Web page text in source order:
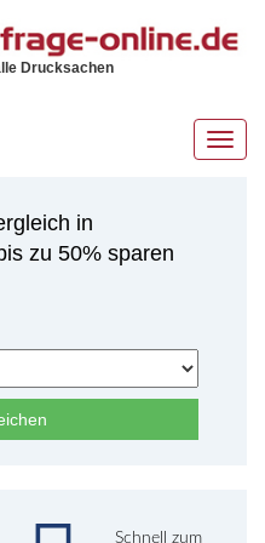
Drucksachen
in
zu 50% sparen
Schnell zum